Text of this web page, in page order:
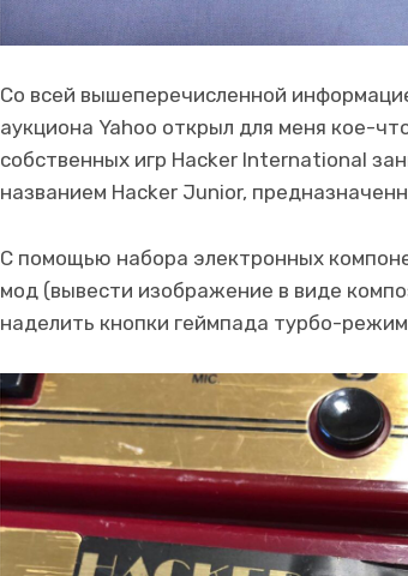
Со всей вышеперечисленной
аукциона Yahoo открыл для меня кое-
собственных игр Hacker International
названием Hacker Junior,
С помощью набора электронных
мод (вывести изображение в виде
наделить кнопки геймпада турбо-